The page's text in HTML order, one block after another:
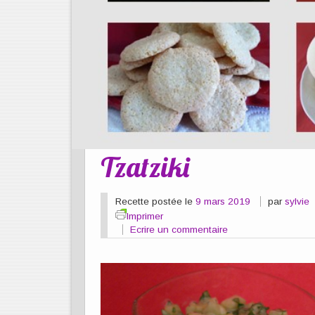
Tzatziki
Recette postée le 9 mars 2019 parsylvie
Imprimer
Ecrire un commentaire